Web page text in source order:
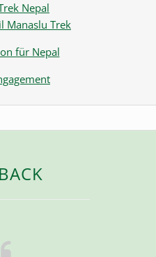
Nepal
Manaslu Trek
für Nepal